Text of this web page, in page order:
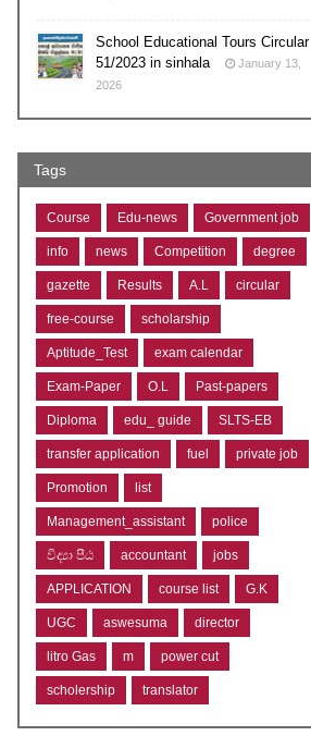
School Educational Tours Circular
51/2023 in sinhala
January 13,
2026
Tags
Course Edu-news Government job
info news Competition degree
gazette Results A.L circular
free-course scholarship
Aptitude_Test exam calendar
Exam-Paper O.L Past-papers
Diploma edu_ guide SLTS-EB
transfer application fuel private job
Promotion list
Management_assistant police
විද්‍යා පීඨ accountant jobs
APPLICATION course list G.K
UGC aswesuma director
litro Gas m power cut
scholership translator